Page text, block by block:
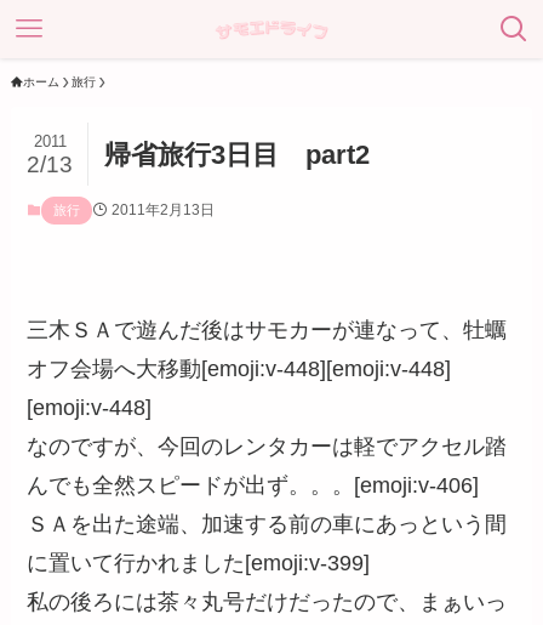
ホーム 旅行
帰省旅行3日目 part2
2011
2/13
旅行 2011年2月13日
三木ＳＡで遊んだ後はサモカーが連なって、牡蠣
オフ会場へ大移動[emoji:v-448][emoji:v-448]
[emoji:v-448]
なのですが、今回のレンタカーは軽でアクセル踏
んでも全然スピードが出ず。。。[emoji:v-406]
ＳＡを出た途端、加速する前の車にあっという間
に置いて行かれました[emoji:v-399]
私の後ろには茶々丸号だけだったので、まぁいっ